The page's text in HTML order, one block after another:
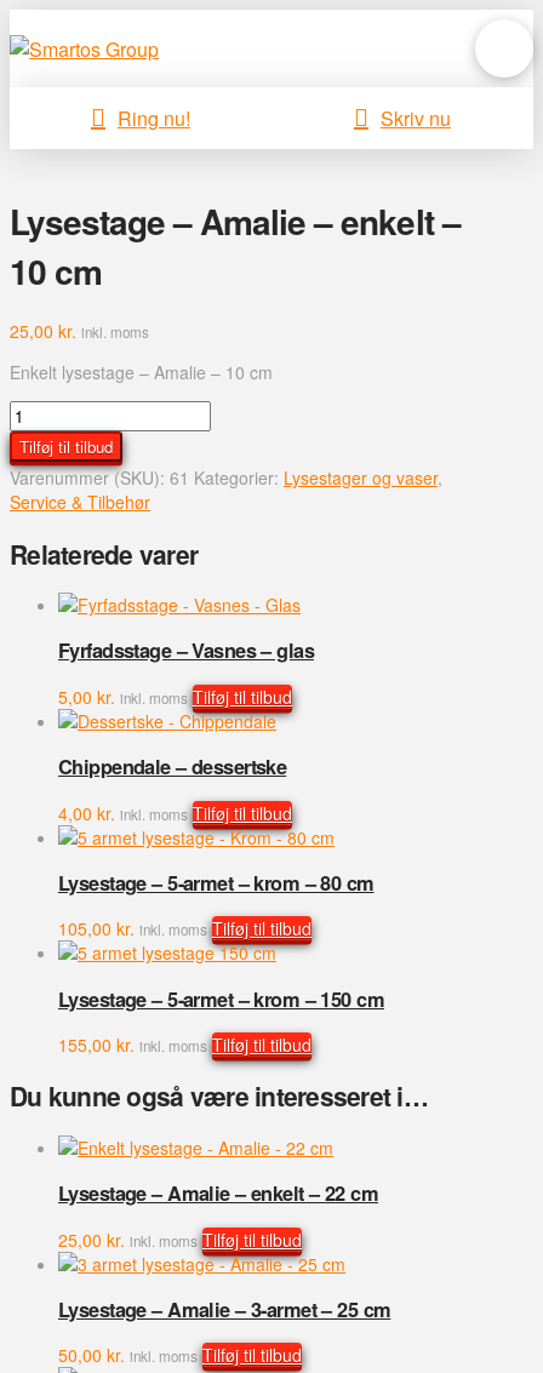
Ring nu! Skriv nu
Lysestage – Amalie – enkelt –
10 cm
25,00 kr. inkl. moms
Enkelt lysestage – Amalie – 10 cm
Lysestage
-
Amalie
-
enkelt
10
antal
Tilføj til tilbud
Varenummer (SKU): 61 Kategorier: Lysestager og vaser,
Service & Tilbehør
Relaterede varer
Fyrfadsstage – Vasnes – glas
5,00 kr. inkl. moms Tilføj til tilbud
Chippendale – dessertske
4,00 kr. inkl. moms Tilføj til tilbud
Lysestage – 5-armet – krom – 80 cm
105,00 kr. inkl. moms Tilføj til tilbud
Lysestage – 5-armet – krom – 150 cm
155,00 kr. inkl. moms Tilføj til tilbud
Du kunne også være interesseret i…
Lysestage – Amalie – enkelt – 22 cm
25,00 kr. inkl. moms Tilføj til tilbud
Lysestage – Amalie – 3-armet – 25 cm
50,00 kr. inkl. moms Tilføj til tilbud